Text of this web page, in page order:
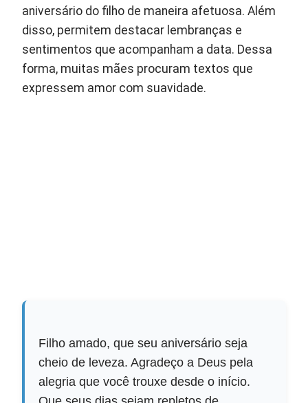
aniversário do filho de maneira afetuosa. Além
disso, permitem destacar lembranças e
sentimentos que acompanham a data. Dessa
forma, muitas mães procuram textos que
expressem amor com suavidade.
Filho amado, que seu aniversário seja
cheio de leveza. Agradeço a Deus pela
alegria que você trouxe desde o início.